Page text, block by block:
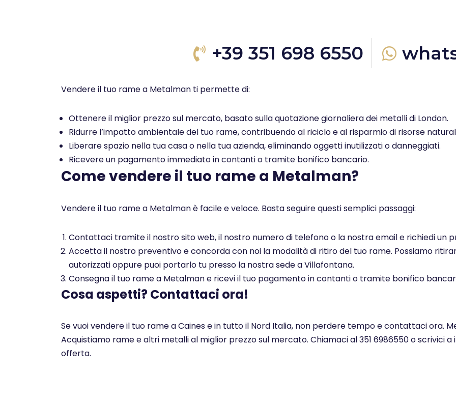
+39 351 698 6550
Vendere il tuo rame a Metalman ti permette di:
Ottenere il miglior prezzo sul mercato, basato sulla quotazione giornaliera dei metalli di London.
Ridurre l’impatto ambientale del tuo rame, contribuendo al riciclo e al risparmio di risorse
Liberare spazio nella tua casa o nella tua azienda, eliminando oggetti inutilizzati o danneggiati.
Ricevere un pagamento immediato in contanti o tramite bonifico bancario.
Come vendere il tuo rame a Metalman?
Vendere il tuo rame a Metalman è facile e veloce. Basta seguire questi semplici passaggi:
Contattaci tramite il nostro sito web, il nostro numero di telefono o la nostra email e richiedi un
Accetta il nostro preventivo e concorda con noi la modalità di ritiro del tuo rame. Possiamo
autorizzati oppure puoi portarlo tu presso la nostra sede a Villafontana.
Consegna il tuo rame a Metalman e ricevi il tuo pagamento in contanti o tramite bonifico
Cosa aspetti? Contattaci ora!
Se vuoi vendere il tuo rame a Caines e in tutto il Nord Italia, non perdere tempo e contattaci ora.
Acquistiamo rame e altri metalli al miglior prezzo sul mercato. Chiamaci al 351 6986550 o scrivici
offerta.